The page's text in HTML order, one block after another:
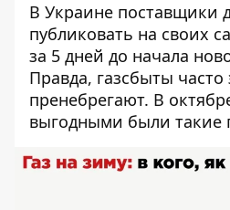
В Украине поставщики
публиковать на своих
за 5 дней до начала
Правда, газсбыты часто
пренебрегают. В
выгодными были такие